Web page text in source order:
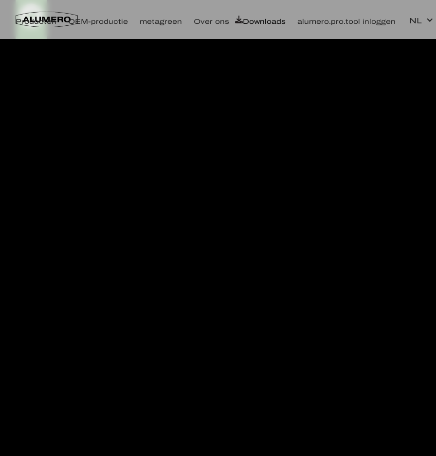
Producten OEM-productie metagreen Over ons Downloads alumero.pro.tool inloggen NL